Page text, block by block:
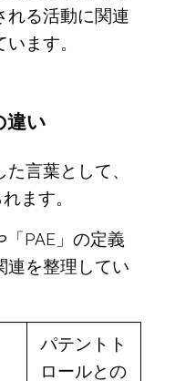
れる活動に関連
ます。
違い
言葉として、
ます。
PAE」の定義
連を整理してい
パテントト
ロールとの